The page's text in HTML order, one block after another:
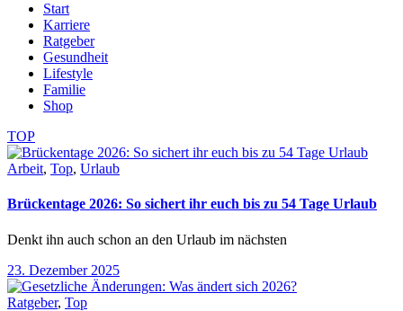
Start
Karriere
Ratgeber
Gesundheit
Lifestyle
Familie
Shop
TOP
Arbeit, Top, Urlaub
Brückentage 2026: So sichert ihr euch bis zu 54 Tage Urlaub
Denkt ihn auch schon an den Urlaub im nächsten
23. Dezember 2025
Ratgeber, Top